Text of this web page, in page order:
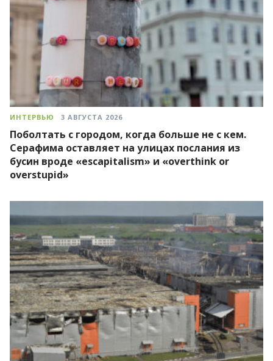
ИНТЕРВЬЮ 3 АВГУСТА 2026
Поболтать с городом, когда больше не с кем.
Серафима оставляет на улицах послания из
бусин вроде «escapitalism» и «overthink or
overstupid»